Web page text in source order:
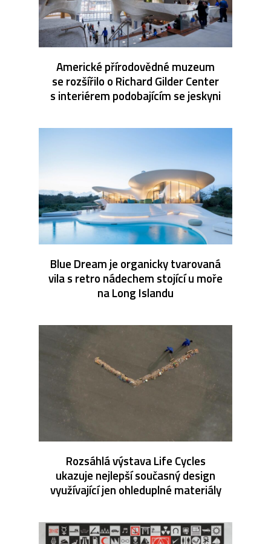
Americké přírodovědné muzeum
se rozšířilo o Richard Gilder Center
s interiérem podobajícím se jeskyni
Blue Dream je organicky tvarovaná
vila s retro nádechem stojící u moře
na Long Islandu
Rozsáhlá výstava Life Cycles
ukazuje nejlepší současný design
využívající jen ohleduplné materiály